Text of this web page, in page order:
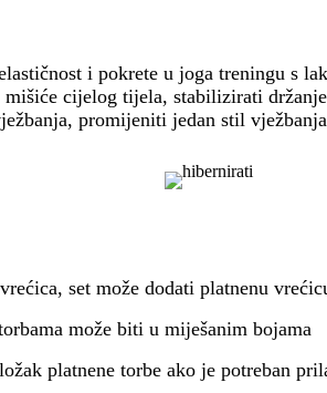
i pokrete u joga treningu s
cijelog tijela, stabilizirati
promijeniti jedan stil
vrećica, set može dodati platnenu
može biti u miješanim bojama
platnene torbe ako je potreban